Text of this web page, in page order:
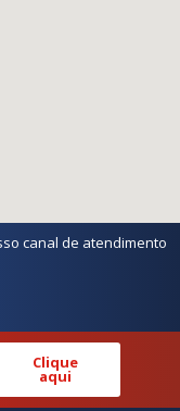
canal de atendimento
Clique
aqui